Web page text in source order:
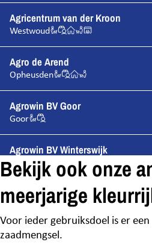
Agricentrum van der Kroon
Westwoud
Agro de Arend
Opheusden
Agrowin BV Goor
Goor
Agrowin BV Winterswijk
Winterswijk
AgruniekRijnvallei Plant B.V
AgruniekRijnvallei Plant B.V
BUMA handel
Bekijk ook onze
meerjarige
Voor ieder gebruiksdoel is er
zaadmengsel.